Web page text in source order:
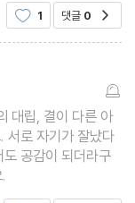
신의 감정을 각자
습은 감정에 쉽게 상
1 댓글 0
대립, 결이 다른 아
서로 자기가 잘났다
공감이 되더라구